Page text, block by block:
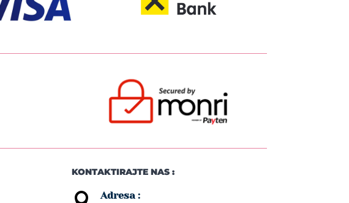
KONTAKTIRAJTE NAS :
Adresa :